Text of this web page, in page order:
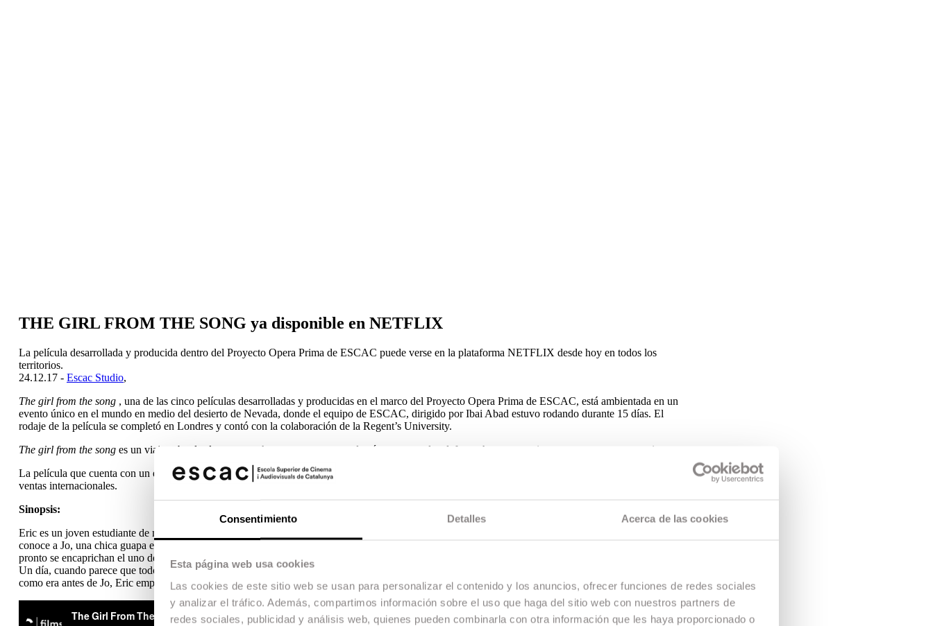
Consentimiento Detalles Acerca de las cookies
Esta página web usa cookies
Las cookies de este sitio web se usan para personalizar el contenido y los anuncios, ofrecer funciones de redes sociales
y analizar el tráfico. Además, compartimos información sobre el uso que haga del sitio web con nuestros partners de
redes sociales, publicidad y análisis web, quienes pueden combinarla con otra información que les haya proporcionado o
THE GIRL FROM THE SONG ya disponible en NETFLIX
La película desarrollada y producida dentro del Proyecto Opera Prima de ESCAC puede verse en la plataforma NETFLIX desde hoy en todos los
territorios.
24.12.17 - Escac Studio,
The girl from the song , una de las cinco películas desarrolladas y producidas en el marco del Proyecto Opera Prima de ESCAC, está ambientada en un
evento único en el mundo en medio del desierto de Nevada, donde el equipo de ESCAC, dirigido por Ibai Abad estuvo rodando durante 15 días. El
rodaje de la película se completó en Londres y contó con la colaboración de la Regent’s University.
The girl from the song es un viaje sobre las locuras que hacemos por amor y de cómo a veces los defectos humanos se interponen en nuestro camino.
La película que cuenta con un equipo técnico formado por graduados en la ESCAC, ha sido rodada en inglés y tiene a Film Factory como agente de
ventas internacionales.
Sinopsis:
Eric es un joven estudiante de música que vive en un campus de Londres. Una noche, mientras practica con su guitarra, un zapato cae de un árbol y
conoce a Jo, una chica guapa e impulsiva que está huyendo por la ventana de una habitación del campus. Los opuestos se atraen e inevitablemente
pronto se encaprichan el uno del otro. Hay algo especialmente atrayente en esta chica y la manera en que poco a poco va sacando a Eric de su burbuja.
Un día, cuando parece que todo va viento en popa, y Eric está seguro de su relación, Jo se va. Tras el intento fallido de seguir adelante con su vida tal
como era antes de Jo, Eric emprende la aventura de ir a recuperarla y decide viajar hasta el Burning Man, en medio del desierto de Nevada.